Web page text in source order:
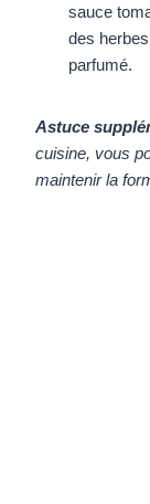
sauce
des
parfumé.
Astuce
cuisine, vous
maintenir la